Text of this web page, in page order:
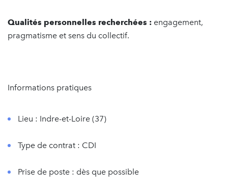
Qualités personnelles recherchées : engagement,
pragmatisme et sens du collectif.
Informations pratiques
Lieu : Indre-et-Loire (37)
Type de contrat : CDI
Prise de poste : dès que possible